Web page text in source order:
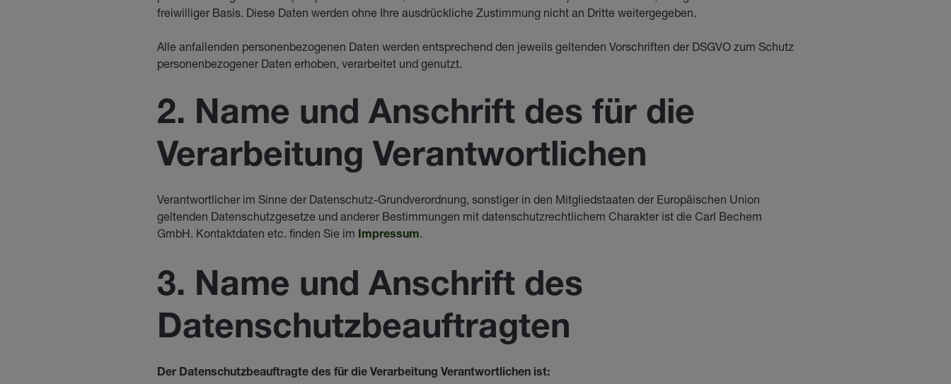
freiwilliger Basis. Diese Daten werden ohne Ihre ausdrückliche Zustimmung nicht an Dritte weitergegeben.
Alle anfallenden personenbezogenen Daten werden entsprechend den jeweils geltenden Vorschriften der DSGVO zum Schutz
personenbezogener Daten erhoben, verarbeitet und genutzt.
2. Name und Anschrift des für die
Verarbeitung Verantwortlichen
Verantwortlicher im Sinne der Datenschutz-Grundverordnung, sonstiger in den Mitgliedstaaten der Europäischen Union
geltenden Datenschutzgesetze und anderer Bestimmungen mit datenschutzrechtlichem Charakter ist die Carl Bechem
GmbH. Kontaktdaten etc. finden Sie im Impressum.
3. Name und Anschrift des
Datenschutzbeauftragten
Der Datenschutzbeauftragte des für die Verarbeitung Verantwortlichen ist: